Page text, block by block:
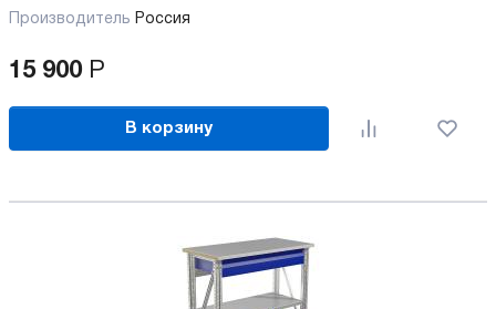
Производитель Россия
15 900 Р
В корзину